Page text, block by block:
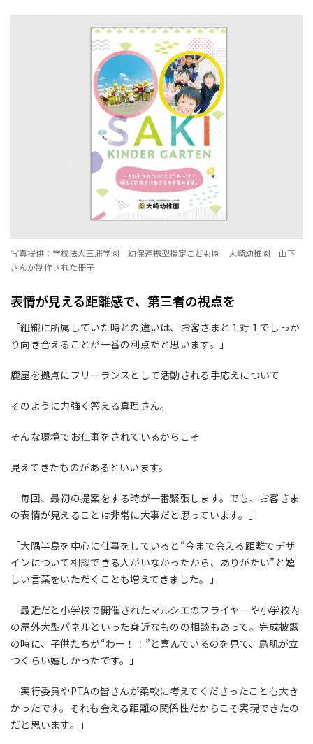
写真提供：学校法人三浦学園 幼保連携型指定こども園 大崎幼稚園 山下
さんが制作された冊子
表情が見える距離感で、第三者の視点を
「組織に所属していた時との違いは、お客さまと１対１でしっか
り向き合えることが一番の利点だと思います。」
鹿屋を拠点にフリーランスとして活動される手応えについて
そのように力強く答える真理さん。
そんな環境でお仕事をされているからこそ
見えてきたものがあるといいます。
「毎回、最初の提案をする時が一番緊張します。でも、お客さま
の表情が見えることは非常に大事だと思っています。」
「大隅半島を中心に仕事をしていると“今まで会える距離でデザ
インについて相談できる人がいなかったから、ありがたい”と嬉
しい言葉をいただくことも増えてきました。」
「最近だと小学校で開催されたマルシエのフライヤーや小学校内
の屋外大型パネルといった身近なものの相談もあって。完成披露
の時に、子供たちが“わー！！”と喜んでいるのを見て、鳥肌が立
つくらい嬉しかったです。」
「実行委員やPTAの皆さんが柔軟に考えてくださったことも大き
かったです。それも会える距離の関係性だからこそ実現できたの
だと思います。」